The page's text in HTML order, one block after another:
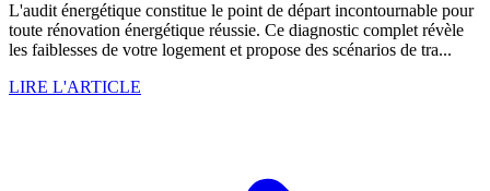
L'audit énergétique constitue le point de départ incontournable pour
toute rénovation énergétique réussie. Ce diagnostic complet révèle
les faiblesses de votre logement et propose des scénarios de tra...
LIRE L'ARTICLE